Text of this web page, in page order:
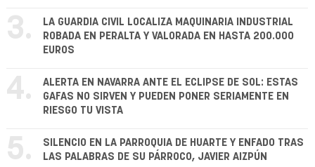
3.
LA GUARDIA CIVIL LOCALIZA MAQUINARIA INDUSTRIAL
ROBADA EN PERALTA Y VALORADA EN HASTA 200.000
EUROS
4.
ALERTA EN NAVARRA ANTE EL ECLIPSE DE SOL: ESTAS
GAFAS NO SIRVEN Y PUEDEN PONER SERIAMENTE EN
RIESGO TU VISTA
5.
SILENCIO EN LA PARROQUIA DE HUARTE Y ENFADO TRAS
LAS PALABRAS DE SU PÁRROCO, JAVIER AIZPÚN